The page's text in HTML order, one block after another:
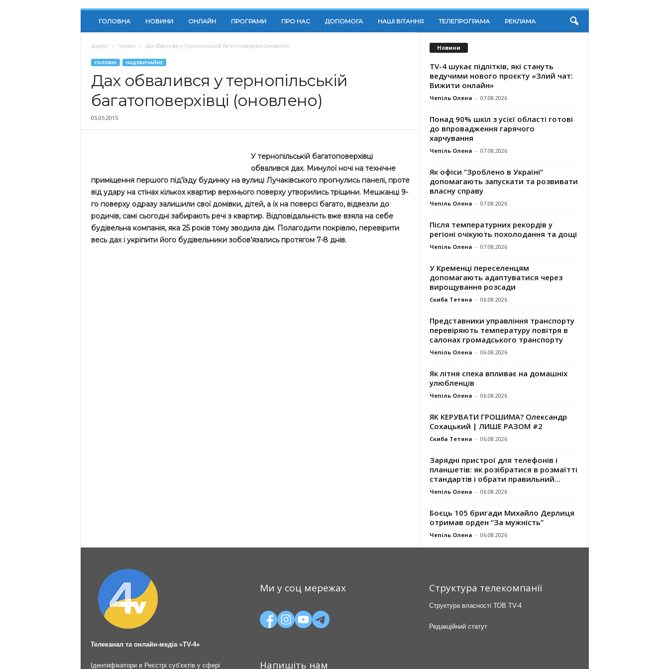
ГОЛОВНА НОВИНИ ОНЛАЙН ПРОГРАМИ ПРО НАС ДОПОМОГА НАШІ ВІТАННЯ ТЕЛЕПРОГРАМА РЕКЛАМА
додому Головні Дах обвалився у тернопільській багатоповерхівці (оновлено)
ГОЛОВНІ НАДЗВИЧАЙНЕ
Дах обвалився у тернопільській
багатоповерхівці (оновлено)
05.05.2015
У тернопільській багатоповерхівці
обвалився дах. Минулої ночі на технічне
приміщення першого під’їзду будинку на вулиці Лучаківського прогнулись панелі, проте
від удару на стінах кількох квартир верхнього поверху утворились тріщини. Мешканці 9-
го поверху одразу залишили свої домівки, дітей, а їх на поверсі багато, відвезли до
родичів, самі сьогодні забирають речі з квартир. Відповідальність вже взяла на себе
будівельна компанія, яка 25 років тому зводила дім. Полагодити покрівлю, перевірити
весь дах і укріпити його будівельники зобов’язались протягом 7-8 днів.
Новини
TV-4 шукає підлітків, які стануть
ведучими нового проєкту «Злий чат:
Вижити онлайн»
Чепіль Олена - 07.08.2026
Понад 90% шкіл з усієї області готові
до впровадження гарячого
харчування
Чепіль Олена - 07.08.2026
Як офіси “Зроблено в Україні”
допомагають запускaти та розвивати
власну справу
Чепіль Олена - 07.08.2026
Після температурних рекордів у
регіоні очікують похолодання та дощі
Чепіль Олена - 07.08.2026
У Кременці переселенцям
допомагають адаптуватися через
вирощування розсади
Скиба Тетяна - 06.08.2026
Представники управління транспорту
перевіряють температуру повітря в
салонах громадського транспорту
Чепіль Олена - 06.08.2026
Як літня спека впливає на домашніх
улюбленців
Чепіль Олена - 06.08.2026
ЯК КЕРУВАТИ ГРОШИМА? Олександр
Сохацький | ЛИШЕ РАЗОМ #2
Скиба Тетяна - 06.08.2026
Зарядні пристрої для телефонів і
планшетів: як розібратися в розмаїтті
стандартів і обрати правильний...
Чепіль Олена - 06.08.2026
Боєць 105 бригади Михайло Дерлиця
отримав орден “За мужність”
Чепіль Олена - 06.08.2026
Телеканал та онлайн-медіа «TV-4»
Ідентифікатори в Реєстрі суб’єктів у сфері
Ми у соц мережах
Напишіть нам
Структура телекомпанії
Структура власності ТОВ TV-4
Редакційний статут